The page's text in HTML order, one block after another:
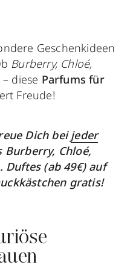
Geschenkideen
Burberry, Chloé,
– diese Parfums für
Freude!
Dich beijeder
Burberry, Chloé,
Duftes (ab 49€) auf
gratis!